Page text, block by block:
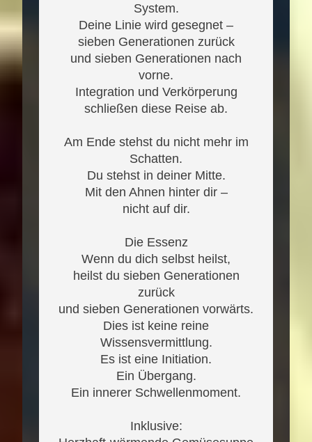
System.
Deine Linie wird gesegnet –
sieben Generationen zurück
und sieben Generationen nach
vorne.
Integration und Verkörperung
schließen diese Reise ab.
Am Ende stehst du nicht mehr im
Schatten.
Du stehst in deiner Mitte.
Mit den Ahnen hinter dir –
nicht auf dir.
Die Essenz
Wenn du dich selbst heilst,
heilst du sieben Generationen
zurück
und sieben Generationen vorwärts.
Dies ist keine reine
Wissensvermittlung.
Es ist eine Initiation.
Ein Übergang.
Ein innerer Schwellenmoment.
Inklusive: